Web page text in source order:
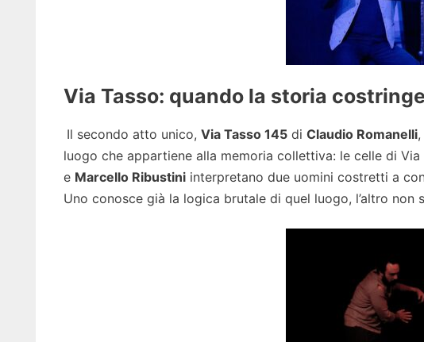
Via Tasso: quando la storia
Il secondo atto unico, Via Tasso 145di Claudio Romanelli,
luogo che appartiene alla memoria collettiva: le celle di
e Marcello Ribustiniinterpretano due uomini costretti a
Uno conosce già la logica brutale di quel luogo, l’altro non